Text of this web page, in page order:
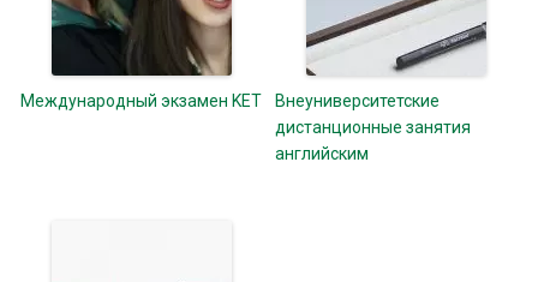
Международный экзамен KET
Внеуниверситетские
дистанционные занятия
английским